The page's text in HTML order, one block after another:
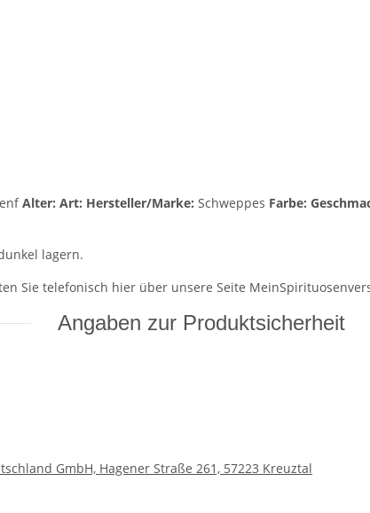
Alter: Art: Hersteller/Marke: Schweppes Farbe:
lagern.
Sie telefonisch hier über unsere Seite
Angaben zur Produktsicherheit
GmbH, Hagener Straße 261, 57223 Kreuztal